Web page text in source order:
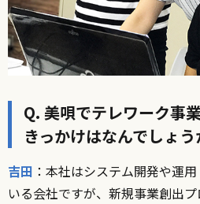
Q. 美唄でテレワーク事
きっかけはなんでしょう
吉田 ：本社はシステム開発や運
いる会社ですが、新規事業創出